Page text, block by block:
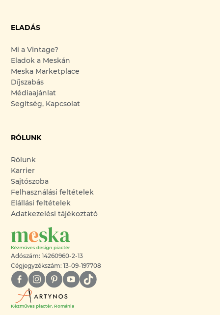
ELADÁS
Mi a Vintage?
Eladok a Meskán
Meska Marketplace
Díjszabás
Médiaajánlat
Segítség, Kapcsolat
RÓLUNK
Rólunk
Karrier
Sajtószoba
Felhasználási feltételek
Elállási feltételek
Adatkezelési tájékoztató
Adószám: 14260960-2-13
Cégjegyzékszám: 13-09-197708
Kézműves piactér, Románia